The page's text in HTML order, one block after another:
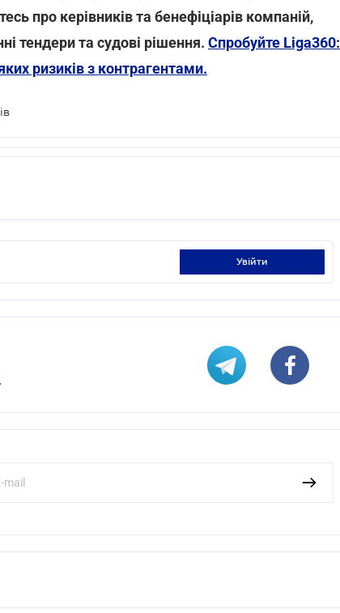
про керівників та бенефіціарів компаній,
тендери та судові рішення. Спробуйте Liga360:
ризиків з контрагентами.
увійти